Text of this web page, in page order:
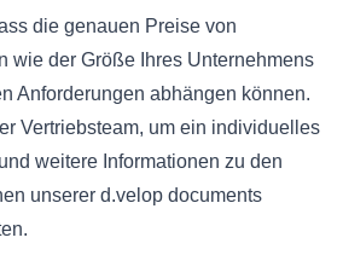
die genauen Preise von
wie der Größe Ihres Unternehmens
Anforderungen abhängen können.
Vertriebsteam, um ein individuelles
weitere Informationen zu den
unserer d.velop documents